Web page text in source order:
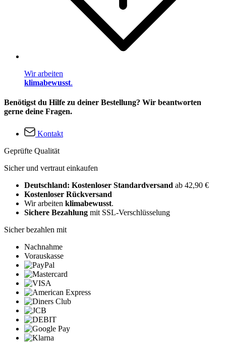
Wir arbeiten
klimabewusst.
Benötigst du Hilfe zu deiner Bestellung? Wir beantworten
gerne deine Fragen.
Kontakt
Geprüfte Qualität
Sicher und vertraut einkaufen
Deutschland: Kostenloser Standardversand ab 42,90 €
Kostenloser Rückversand
Wir arbeiten klimabewusst.
Sichere Bezahlung mit SSL-Verschlüsselung
Sicher bezahlen mit
Nachnahme
Vorauskasse